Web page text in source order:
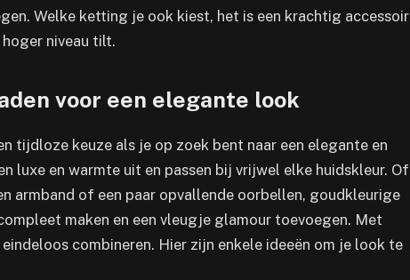
Welke ketting je ook kiest, het is een krachtig
niveau tilt.
voor een elegante look
tijdloze keuze als je op zoek bent naar een elegante en
luxe en warmte uit en passen bij vrijwel elke huidskleur.
armband of een paar opvallende oorbellen, goudkleurige
maken en een vleugje glamour toevoegen. Met
combineren. Hier zijn enkele ideeën om je look te